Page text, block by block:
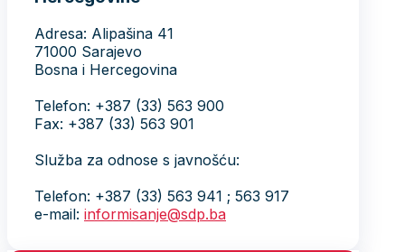
Adresa: Alipašina 41
71000 Sarajevo
Bosna i Hercegovina
Telefon: +387 (33) 563 900
Fax: +387 (33) 563 901
Služba za odnose s javnošću:
Telefon: +387 (33) 563 941 ; 563 917
e-mail: informisanje@sdp.ba